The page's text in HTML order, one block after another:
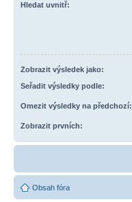
Hledat uvnitř:
Zobrazit výsledek jako:
Seřadit výsledky podle:
Omezit výsledky na předchozí:
Zobrazit prvních:
Obsah fóra